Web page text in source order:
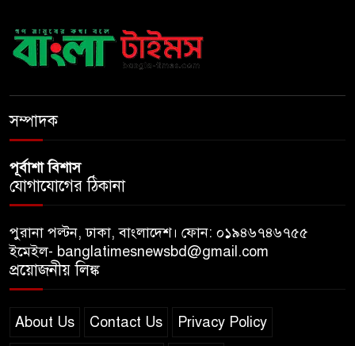
বাংলাদেশে এলো থাইল্যান্ডের শীর্ষ
কফি ব্র্যান্ড ‘ক্যাফে আমাজন
সম্পাদক
পূর্বাশা বিশাস
যোগাযোগের ঠিকানা
পুরানা পল্টন, ঢাকা, বাংলাদেশ। ফোন: ০১৯৪৬৭৪৬৭৫৫
ইমেইল- banglatimesnewsbd@gmail.com
প্রয়োজনীয় লিঙ্ক
About Us Contact Us Privacy Policy